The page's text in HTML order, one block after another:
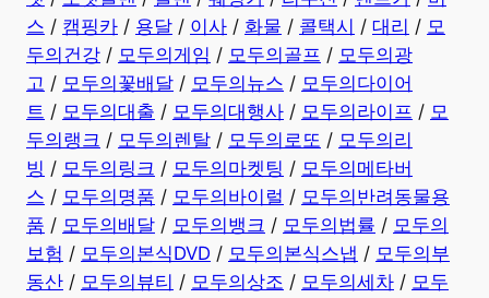
스 / 캠핑카 / 용달 / 이사 / 화물 / 콜택시 / 대리 / 모
두의건강 / 모두의게임 / 모두의골프 / 모두의광
고 / 모두의꽃배달 / 모두의뉴스 / 모두의다이어
트 / 모두의대출 / 모두의대행사 / 모두의라이프 / 모
두의랭크 / 모두의렌탈 / 모두의로또 / 모두의리
빙 / 모두의링크 / 모두의마켓팅 / 모두의메타버
스 / 모두의명품 / 모두의바이럴 / 모두의반려동물용
품 / 모두의배달 / 모두의뱅크 / 모두의법률 / 모두의
보험 / 모두의본식DVD / 모두의본식스냅 / 모두의부
동산 / 모두의뷰티 / 모두의상조 / 모두의세차 / 모두